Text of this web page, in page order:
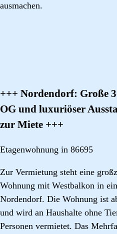
ausmachen.
+++ Nordendorf: Große
OG und luxuriöser
zur Miete +++
Etagenwohnung in 86695
Zur Vermietung steht eine
Wohnung mit Westbalkon in
Nordendorf. Die Wohnung ist
und wird an Haushalte ohne
Personen vermietet. Das